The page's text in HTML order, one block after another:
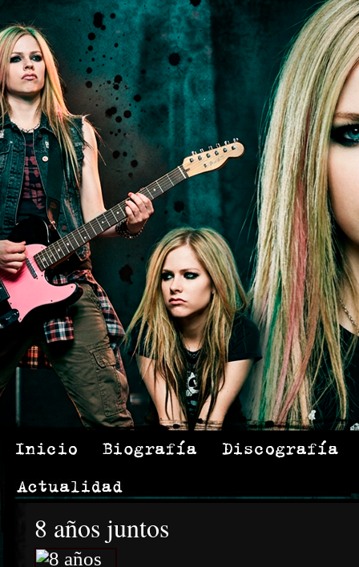
8 años juntos